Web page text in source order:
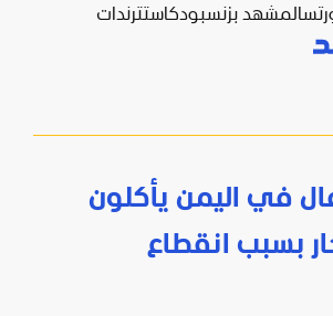
المشهد بزنسبودكاستترندات
في اليمن يأكلون
بسبب انقطاع